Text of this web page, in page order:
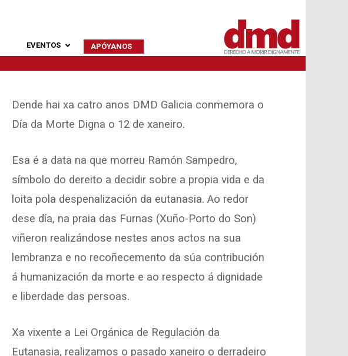
EVENTOS APÓYANOS
Dende hai xa catro anos DMD Galicia conmemora o
Día da Morte Digna o 12 de xaneiro.
Esa é a data na que morreu Ramón Sampedro,
símbolo do dereito a decidir sobre a propia vida e da
loita pola despenalización da eutanasia. Ao redor
dese día, na praia das Furnas (Xuño-Porto do Son)
viñeron realizándose nestes anos actos na sua
lembranza e no recoñecemento da súa contribución
á humanización da morte e ao respecto á dignidade
e liberdade das persoas.
Xa vixente a Lei Orgánica de Regulación da
Eutanasia, realizamos o pasado xaneiro o derradeiro